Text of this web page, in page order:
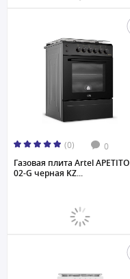
(0) 0
Газовая плита Artel APETITO
02-G черная KZ...